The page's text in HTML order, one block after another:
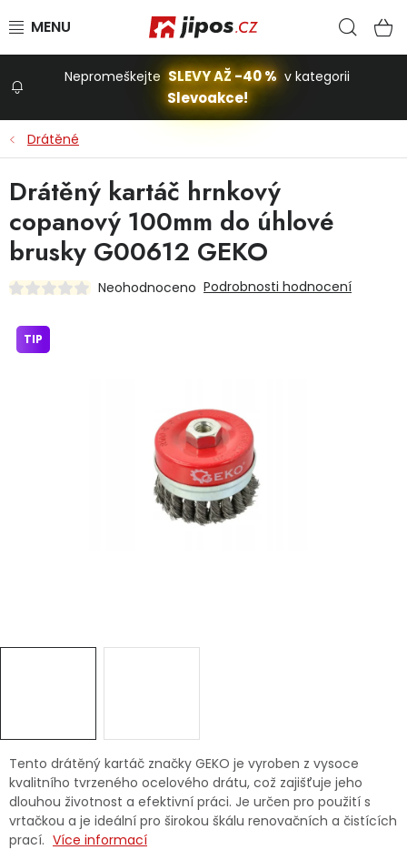
Stavba a dům
Dílna
Jaký je aktuální stav mé objednávky?
Nepromeškejte SLEVY AŽ -40 % v kategorii
Slevoakce!
Drátěné
Tento drátěný kartáč značky GEKO je vyroben z vysoce
kvalitního tvrzeného ocelového drátu, což zajišťuje jeho
dlouhou životnost a efektivní práci. Je určen pro použití s
vrtačkou a je ideální pro širokou škálu renovačních a čistících
prací. Více informací
Drátěný kartáč hrnkový
copanový 100mm do úhlové
brusky G00612 GEKO
Neohodnoceno Podrobnosti hodnocení
TIP